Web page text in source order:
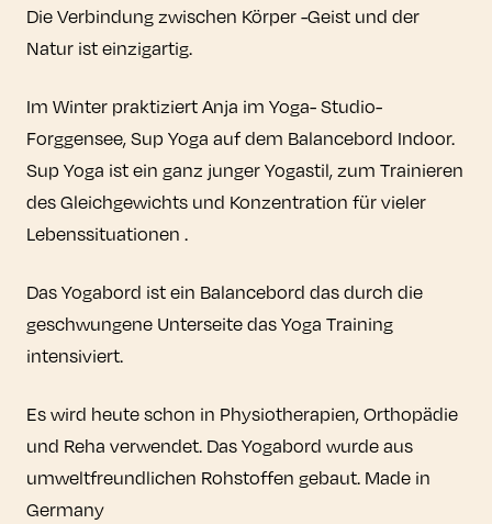
Die Verbindung zwischen Körper -Geist und der
Natur ist einzigartig.
Im Winter praktiziert Anja im Yoga- Studio-
Forggensee, Sup Yoga auf dem Balancebord Indoor.
Sup Yoga ist ein ganz junger Yogastil, zum Trainieren
des Gleichgewichts und Konzentration für vieler
Lebenssituationen .
Das Yogabord ist ein Balancebord das durch die
geschwungene Unterseite das Yoga Training
intensiviert.
Es wird heute schon in Physiotherapien, Orthopädie
und Reha verwendet. Das Yogabord wurde aus
umweltfreundlichen Rohstoffen gebaut. Made in
Germany